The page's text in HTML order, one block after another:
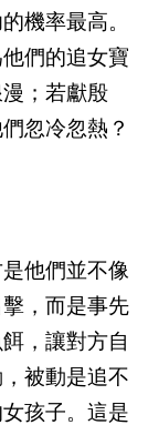
機率最高。
們的追女寶
；若獻殷
忽冷忽熱？
他們並不像
，而是事先
，讓對方自
被動是追不
孩子。這是